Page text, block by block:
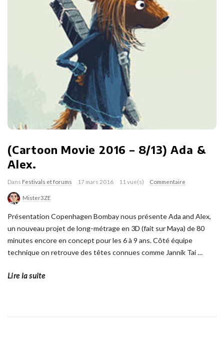
(Cartoon Movie 2016 – 8/13) Ada &
Alex.
Dans Festivals et forums 17 mars 2016 11 vue(s) Commentaire
Mister3ZE
Présentation Copenhagen Bombay nous présente Ada and Alex,
un nouveau projet de long-métrage en 3D (fait sur Maya) de 80
minutes encore en concept pour les 6 à 9 ans. Côté équipe
technique on retrouve des têtes connues comme Jannik Tai…
Lire la suite